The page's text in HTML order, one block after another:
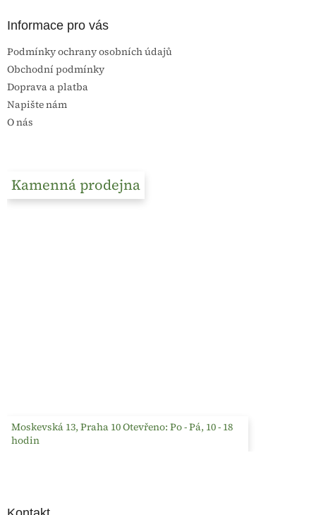
s
u
Informace pro vás
Podmínky ochrany osobních údajů
Obchodní podmínky
Doprava a platba
Napište nám
O nás
Kamenná prodejna
Moskevská 13, Praha 10 Otevřeno: Po - Pá, 10 - 18
hodin